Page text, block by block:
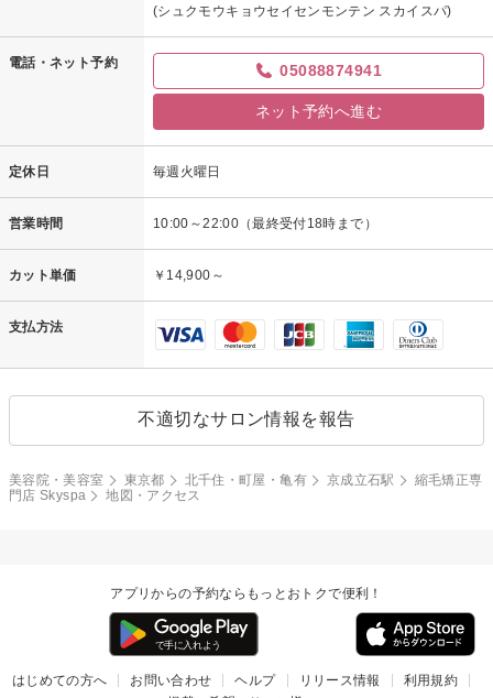
(シュクモウキョウセイセンモンテン スカイスパ)
電話・ネット予約 05088874941
ネット予約へ進む
定休日 毎週火曜日
営業時間 10:00～22:00（最終受付18時まで）
カット単価 ￥14,900～
支払方法
不適切なサロン情報を報告
美容院・美容室 東京都 北千住・町屋・亀有 京成立石駅
縮毛矯正専
門店 Skyspa
地図・アクセス
アプリからの予約ならもっとおトクで便利！
はじめての方へ お問い合わせ ヘルプ リリース情報
利用規約